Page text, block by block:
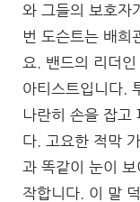
와 그들의 보호자
번 도슨트는 배희
요. 밴드의 리더
아티스트입니다.
나란히 손을 잡고
다. 고요한 적막
과 똑같이 눈이 보
작합니다. 이 말